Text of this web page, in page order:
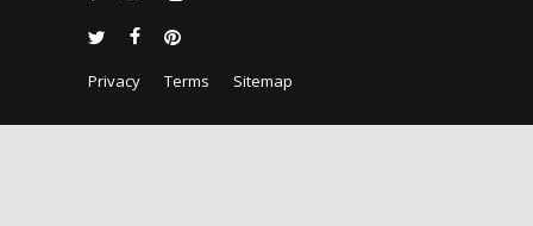
Privacy Terms Sitemap